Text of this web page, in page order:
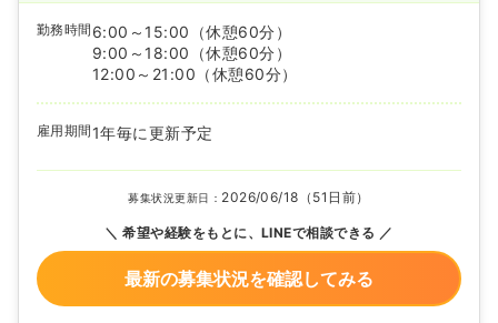
勤務時間 6:00～15:00
（休憩60分）
9:00～18:00
（休憩60分）
12:00～21:00 （休憩60分）
雇用期間 1年毎に更新予定
募集状況更新日： 2026/06/18（51日前）
希望や経験をもとに、LINEで相談できる
最新の募集状況を確認してみる